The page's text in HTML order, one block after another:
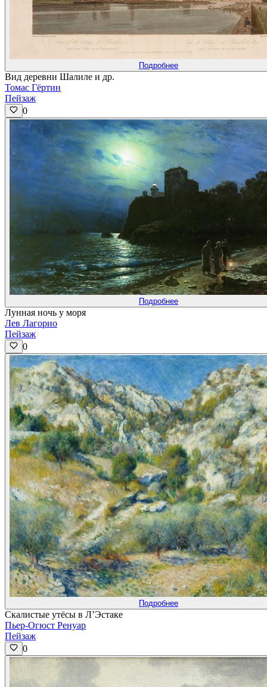
Подробнее
Вид деревни Шалиле и др.
Томас Гёртин
Пейзаж
0
Подробнее
Лунная ночь у моря
Лев Лагорио
Пейзаж
0
Подробнее
Скалистые утёсы в Л’Эстаке
Пьер-Огюст Ренуар
Пейзаж
0